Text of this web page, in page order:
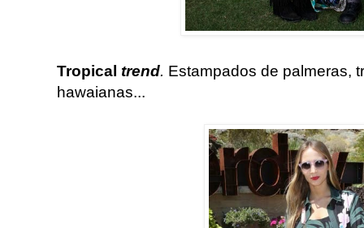
Tropical trend. Estampados de palmeras,
hawaianas...